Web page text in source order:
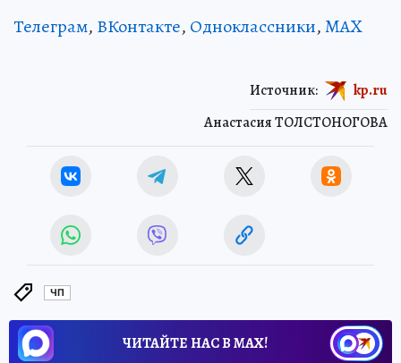
Телеграм, ВКонтакте, Одноклассники,MAX
Анастасия ТОЛСТОНОГОВА
Источник: kp.ru
ЧП
ЧИТАЙТЕ НАС В МАХ!